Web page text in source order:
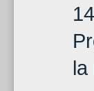
la